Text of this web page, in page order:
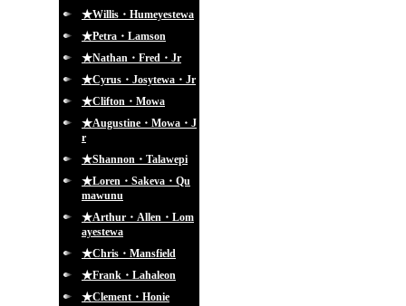
★Willis・Humeyestewa
★Petra・Lamson
★Nathan・Fred・Jr
★Cyrus・Josytewa・Jr
★Clifton・Mowa
★Augustine・Mowa・J
r
★Shannon・Talawepi
★Loren・Sakeva・Qu
mawunu
★Arthur・Allen・Lom
ayestewa
★Chris・Mansfield
★Frank・Lahaleon
★Clement・Honie